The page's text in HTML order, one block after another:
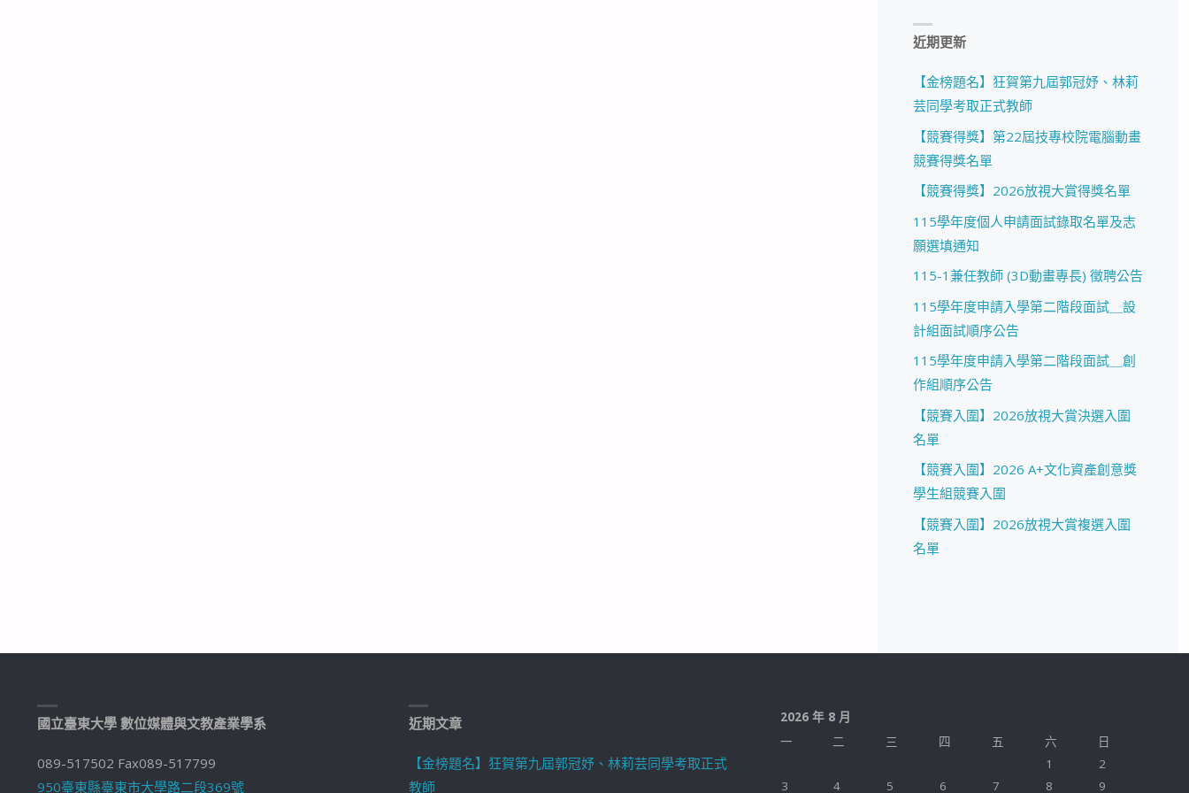
近期更新
【金榜題名】狂賀第九屆郭冠妤、林莉
芸同學考取正式教師
【競賽得獎】第22屆技專校院電腦動畫
競賽得獎名單
【競賽得獎】2026放視大賞得獎名單
115學年度個人申請面試錄取名單及志
願選填通知
115-1兼任教師 (3D動畫專長) 徵聘公告
115學年度申請入學第二階段面試＿設
計組面試順序公告
115學年度申請入學第二階段面試＿創
作組順序公告
【競賽入圍】2026放視大賞決選入圍
名單
【競賽入圍】2026 A+文化資產創意獎
學生組競賽入圍
【競賽入圍】2026放視大賞複選入圍
名單
國立臺東大學 數位媒體與文教產業學系
089-517502 Fax089-517799
950臺東縣臺東市大學路二段369號
近期文章
【金榜題名】狂賀第九屆郭冠妤、林莉芸同學考取正式
教師
2026 年 8 月
一
二 三 四 五 六
日
1
2
3
4 5 6 7 8 9